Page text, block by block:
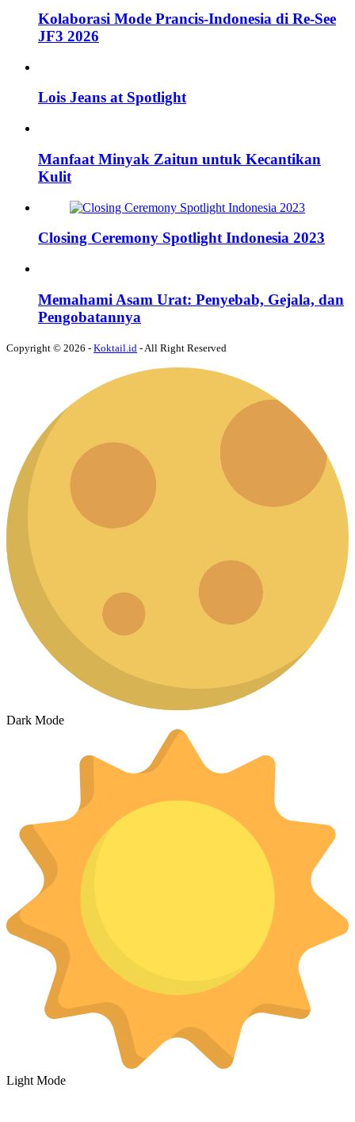
Kolaborasi Mode Prancis-Indonesia di Re-See
JF3 2026
Lois Jeans at Spotlight
Manfaat Minyak Zaitun untuk Kecantikan
Kulit
Closing Ceremony Spotlight Indonesia 2023
Memahami Asam Urat: Penyebab, Gejala, dan
Pengobatannya
Copyright © 2026 - Koktail.id - All Right Reserved
Dark Mode
Light Mode